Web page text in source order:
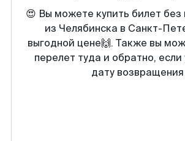
😍 Вы можете купить билет без
из Челябинска в Санкт-
выгодной цене🙌. Также вы
перелет туда и обратно,
дату возвращения